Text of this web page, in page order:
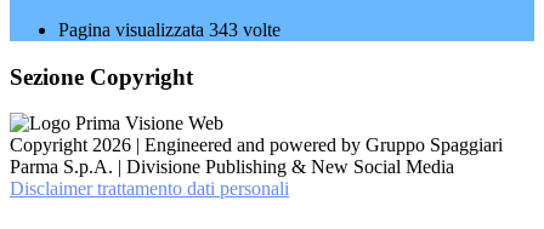
Pagina visualizzata 343 volte
Sezione Copyright
Copyright 2026 | Engineered and powered by Gruppo Spaggiari
Parma S.p.A. | Divisione Publishing & New Social Media
Disclaimer trattamento dati personali